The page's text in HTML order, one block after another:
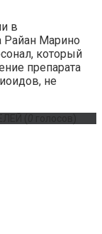
в
Райан Марино
который
препарата
не